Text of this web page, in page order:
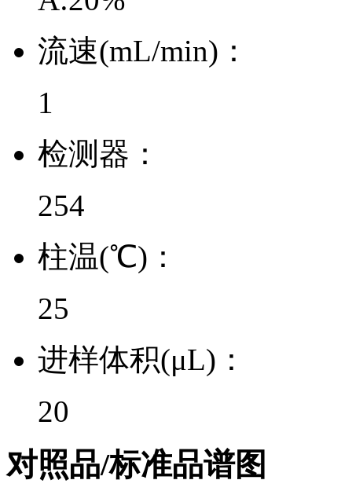
流速(mL/min)：
1
检测器：
254
柱温(℃)：
25
进样体积(μL)：
20
对照品/标准品谱图